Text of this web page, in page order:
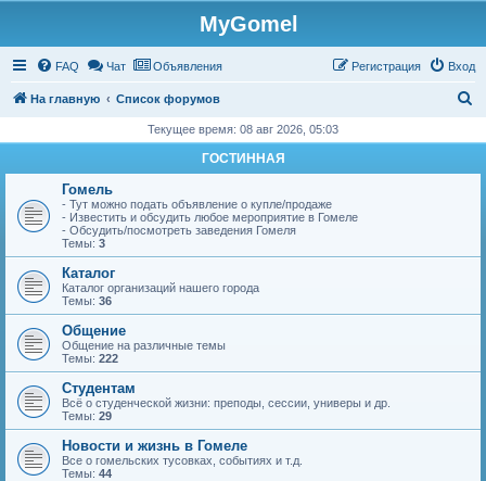
MyGomel
FAQ Чат Объявления Вход
Регистрация
На главную Список форумов
с
Текущее время: 08 авг 2026, 05:03
ГОСТИННАЯ
Гомель
- Тут можно подать объявление о купле/продаже
- Известить и обсудить любое мероприятие в Гомеле
- Обсудить/посмотреть заведения Гомеля
Темы: 3
Каталог
Каталог организаций нашего города
Темы: 36
Общение
Общение на различные темы
Темы: 222
Студентам
Всё о студенческой жизни: преподы, сессии, универы и др.
Темы: 29
Новости и жизнь в Гомеле
Все о гомельских тусовках, событиях и т.д.
Темы: 44